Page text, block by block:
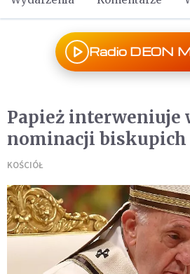
Radio DEON
Papież interweniuje
nominacji biskupich
KOŚCIÓŁ